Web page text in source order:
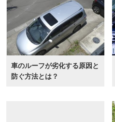
車のルーフが劣化する原因と
防ぐ方法とは？